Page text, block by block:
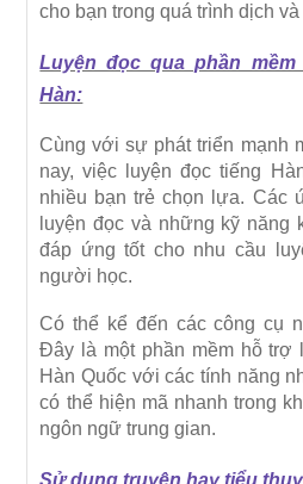
cho bạn trong quá trình dịch và
Luyện đọc qua phần
Hàn:
Cùng với sự phát triển mạnh
nay, việc luyện đọc tiếng
nhiều bạn trẻ chọn lựa. Các
luyện đọc và những kỹ năng
đáp ứng tốt cho nhu cầu
người học.
Có thể kể đến các công cụ
Đây là một phần mềm hỗ trợ
Hàn Quốc với các tính năng
có thể hiện mã nhanh trong
ngôn ngữ trung gian.